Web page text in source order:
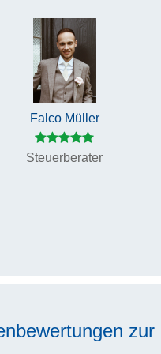
Falco Müller
Steuerberater
zur